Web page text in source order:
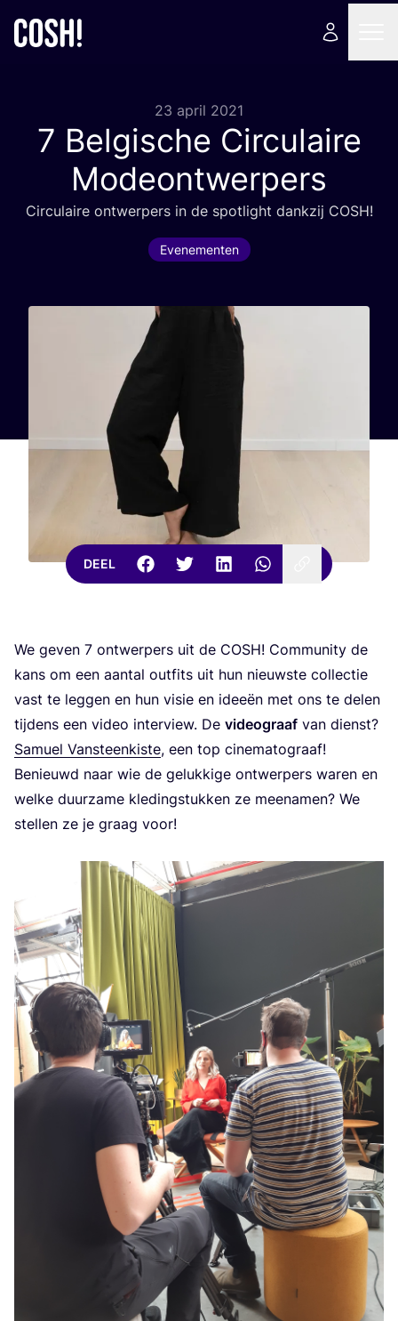
23 april 2021
7 Belgische Circulaire
Modeontwerpers
Cir­cu­lai­re ont­wer­pers in de spot­light dank­zij COSH!
Evenementen
DEEL
We geven 7 ont­wer­pers uit de COSH! Com­mu­ni­ty de
kans om een aan­tal out­fits uit hun nieuw­ste col­lec­tie
vast te leg­gen en hun visie en idee­ën met ons te delen
tij­dens een video inter­view. De video­graaf van dienst?
Samu­el Van­steen­kis­te, een top cine­ma­to­graaf!
Benieuwd naar wie de geluk­ki­ge ont­wer­pers waren en
wel­ke duur­za­me kle­ding­stuk­ken ze mee­na­men? We
stel­len ze je graag voor!